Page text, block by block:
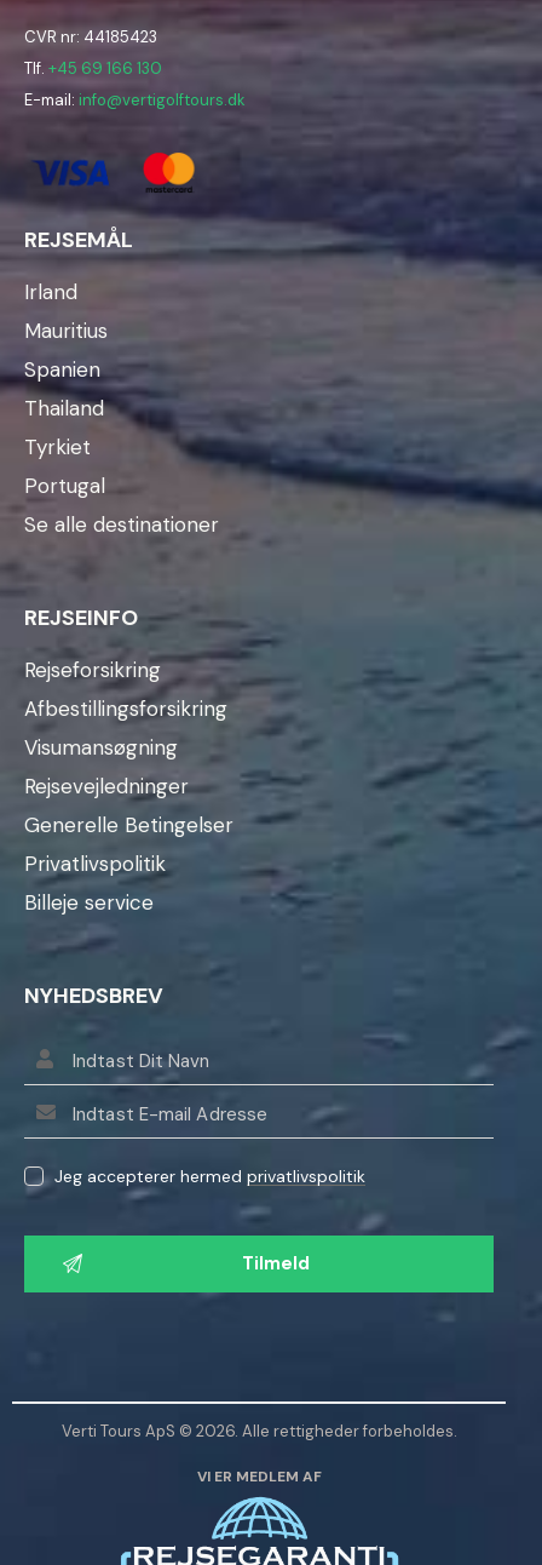
CVR nr: 44185423
Tlf. +45 69 166 130
E-mail: info@vertigolftours.dk
REJSEMÅL
Irland
Mauritius
Spanien
Thailand
Tyrkiet
Portugal
Se alle destinationer
REJSEINFO
Rejseforsikring
Afbestillingsforsikring
Visumansøgning
Rejsevejledninger
Generelle Betingelser
Privatlivspolitik
Billeje service
NYHEDSBREV
Jeg accepterer hermedprivatlivspolitik
L
d
Verti Tours ApS © 2026. Alle rettigheder forbeholdes.
VI ER MEDLEM AF